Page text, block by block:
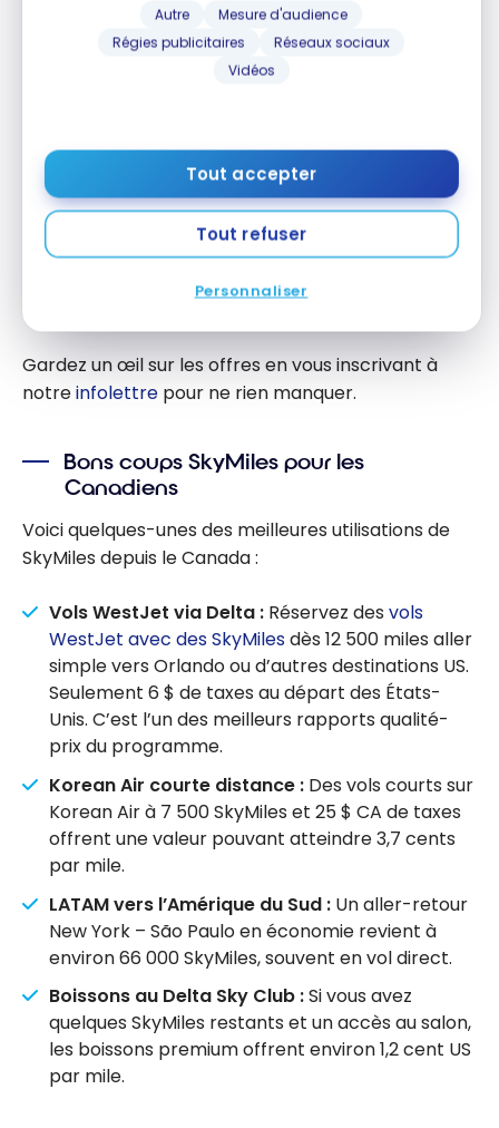
Autre
Mesure d'audience
Régies publicitaires
Réseaux sociaux
Vidéos
Tout accepter
Tout refuser
Personnaliser
WestJet. Le tarif partenaire s’aligne de plus en plus
sur les prix de Delta, mais certaines exceptions
Aubaines et Flash Sales
Delta lance régulièrement des Flash Sales avec des
prix en miles réduits. Par le passé, on a vu des
allers-retours vers l’Europe pour 34 000 miles ou
des vols courts à partir de 5 900 miles. Ces offres
Gardez un œil sur les offres en vous inscrivant à
notreinfolettre pour ne rien manquer.
Bons coups SkyMiles pour les
Canadiens
Voici quelques-unes des meilleures utilisations de
SkyMiles depuis le Canada :
Vols WestJet via Delta : Réservez des vols
WestJet avec des SkyMilesdès 12 500 miles aller
simple vers Orlando ou d’autres destinations US.
Seulement 6 $ de taxes au départ des États-
Unis. C’est l’un des meilleurs rapports qualité-
prix du programme.
Korean Air courte distance : Des vols courts sur
Korean Air à 7 500 SkyMiles et 25 $ CA de taxes
offrent une valeur pouvant atteindre 3,7 cents
par mile.
LATAM vers l’Amérique du Sud : Un aller-retour
New York – São Paulo en économie revient à
environ 66 000 SkyMiles, souvent en vol direct.
Boissons au Delta Sky Club :Si vous avez
quelques SkyMiles restants et un accès au salon,
les boissons premium offrent environ 1,2 cent US
par mile.